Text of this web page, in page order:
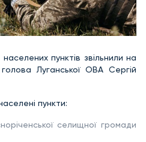
пунктів звільнили на
голова Луганської ОВА Сергій
пункти:
селищної громади